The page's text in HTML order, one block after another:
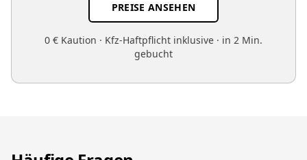
PREISE ANSEHEN
0 € Kaution · Kfz-Haftpflicht inklusive · in 2 Min.
gebucht